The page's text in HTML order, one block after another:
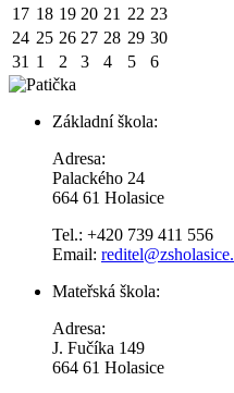
17 18 19 20 21 22 23
24 25 26 27 28 29 30
31 1 2 3 4 5 6
Základní škola:
Adresa:
Palackého 24
664 61 Holasice
Tel.: +420 739 411 556
Email:
Mateřská škola:
Adresa:
J. Fučíka 149
664 61 Holasice